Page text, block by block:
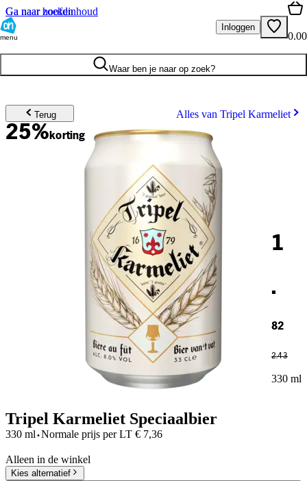
Ga naar hoofdinhoud
Ga naar zoeken
menu
Inloggen
0.00
Waar ben je naar op zoek?
Terug Alles van Tripel Karmeliet
25%korting
1
.
82
2.43
330 ml
Tripel Karmeliet Speciaalbier
330 ml·Normale prijs per LT € 7,36
Alleen in de winkel
Kies alternatief